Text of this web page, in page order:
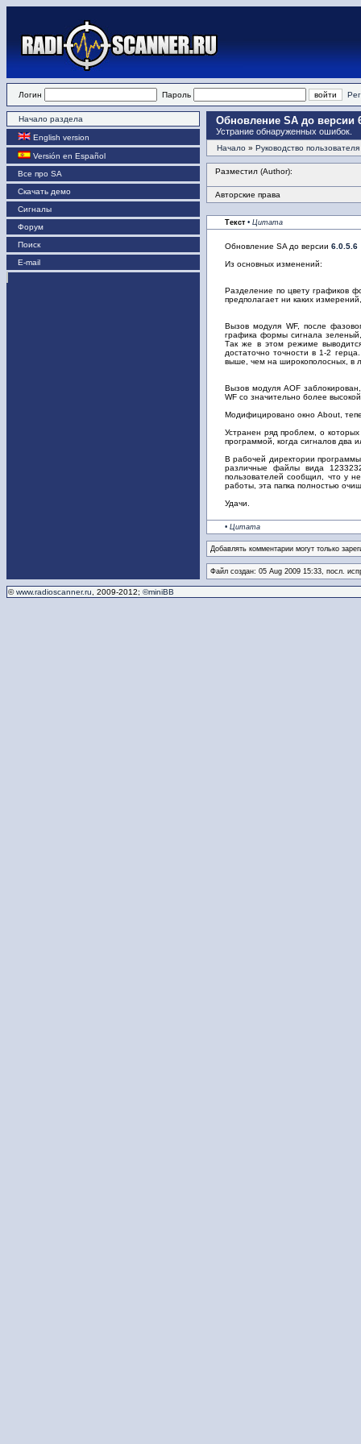
Логин Пароль
Начало раздела
English version
Versión en Español
Все про SA
Скачать демо
Сигналы
Форум
Поиск
E-mail
Обновление SA до версии
Устрание обнаруженных ошибок.
Начало » Руководство
Разместил (Author):
Авторские права
Текст • Цитата
Обновление SA до версии 6.0.5.6
Из основных изменений:
Разделение по цвету графиков
предполагает ни каких
Вызов модуля WF, после
графика формы сигнала
Так же в этом режиме
достаточно точности в 1-2
выше, чем на широкополосных, в
Вызов модуля AOF
WF со значительно более
Модифицировано окно About,
Устранен ряд проблем, о
программой, когда сигналов
В рабочей директории
различные файлы вида
пользователей сообщил, что у
работы, эта папка полностью
Удачи.
• Цитата
Добавлять комментарии могут только
Файл создан: 05 Aug 2009 15:33, посл.
©www.radioscanner.ru , 2009-2012; ©miniBB